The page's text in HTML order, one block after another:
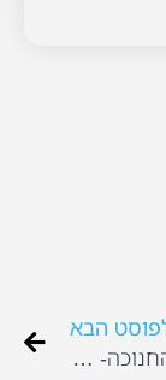
הבא
שירים לחג החנוכה- חג שמח